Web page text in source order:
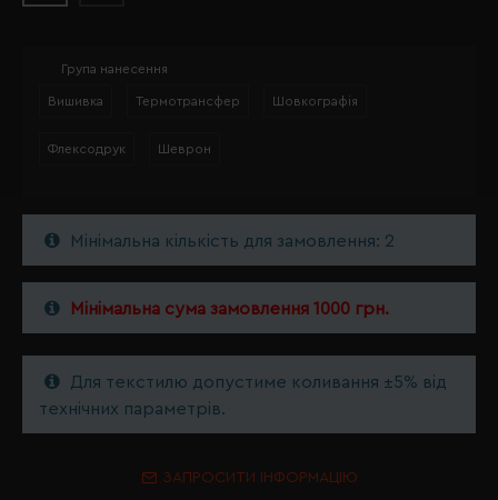
Група нанесення
Вишивка Термотрансфер Шовкографія
Флексодрук Шеврон
Мінімальна кількість для замовлення: 2
Мінімальна сума замовлення 1000 грн.
Для текстилю допустиме коливання ±5% від
технічних параметрів.
ЗАПРОСИТИ ІНФОРМАЦІЮ